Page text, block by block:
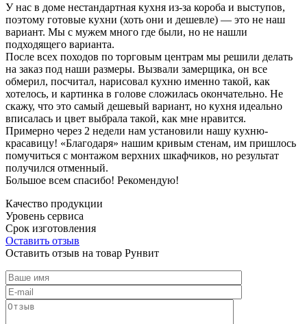
У нас в доме нестандартная кухня из-за короба и выступов,
поэтому готовые кухни (хоть они и дешевле) — это не наш
вариант. Мы с мужем много где были, но не нашли
подходящего варианта.
После всех походов по торговым центрам мы решили делать
на заказ под наши размеры. Вызвали замерщика, он все
обмерил, посчитал, нарисовал кухню именно такой, как
хотелось, и картинка в голове сложилась окончательно. Не
скажу, что это самый дешевый вариант, но кухня идеально
вписалась и цвет выбрала такой, как мне нравится.
Примерно через 2 недели нам установили нашу кухню-
красавицу! «Благодаря» нашим кривым стенам, им пришлось
помучиться с монтажом верхних шкафчиков, но результат
получился отменный.
Большое всем спасибо! Рекомендую!
Качество продукции
Уровень сервиса
Срок изготовления
Оставить отзыв
Оставить отзыв на товар Рунвит